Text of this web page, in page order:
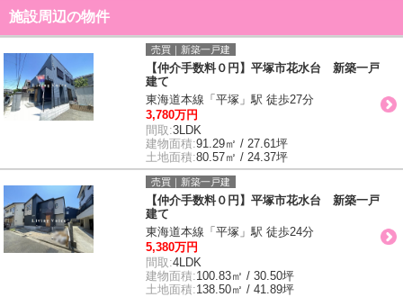
施設周辺の物件
売買｜新築一戸建
【仲介手数料０円】平塚市花水台 新築一戸
建て
東海道本線「平塚」駅 徒歩27分
3,780万円
間取:3LDK
建物面積:91.29㎡ / 27.61坪
土地面積:80.57㎡ / 24.37坪
売買｜新築一戸建
【仲介手数料０円】平塚市花水台 新築一戸
建て
東海道本線「平塚」駅 徒歩24分
5,380万円
間取:4LDK
建物面積:100.83㎡ / 30.50坪
土地面積:138.50㎡ / 41.89坪